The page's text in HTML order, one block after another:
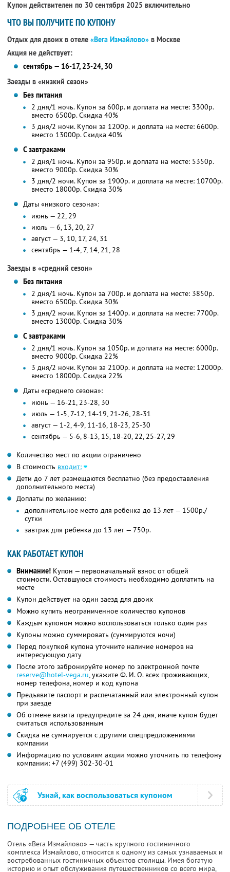
Купон действителен по 30 сентября 2025 включительно
ЧТО ВЫ ПОЛУЧИТЕ ПО КУПОНУ
Отдых для двоих в отеле «Вега Измайлово» в Москве
Акция не действует:
сентябрь — 16-17, 23-24, 30
Заезды в «низкий сезон»
Без питания
2 дня/1 ночь. Купон за 600р. и доплата на месте: 3300р.
вместо 6500р.Скидка 40%
3 дня/2 ночи. Купон за 1200р. и доплата на месте: 6600р.
вместо 13000р.Скидка 40%
С завтраками
2 дня/1 ночь. Купон за 950р. и доплата на месте: 5350р.
вместо 9000р.Скидка 30%
3 дня/2 ночи. Купон за 1900р. и доплата на месте: 10700р.
вместо 18000р.Скидка 30%
Даты «низкого сезона»:
июнь — 22, 29
июль — 6, 13, 20, 27
август — 3, 10, 17, 24, 31
сентябрь — 1-4, 7, 14, 21, 28
Заезды в «средний сезон»
Без питания
2 дня/1 ночь. Купон за 700р. и доплата на месте: 3850р.
вместо 6500р.Скидка 30%
3 дня/2 ночи. Купон за 1400р. и доплата на месте: 7700р.
вместо 13000р.Скидка 30%
С завтраками
2 дня/1 ночь. Купон за 1050р. и доплата на месте: 6000р.
вместо 9000р.Скидка 22%
3 дня/2 ночи. Купон за 2100р. и доплата на месте: 12000р.
вместо 18000р.Скидка 22%
Даты «среднего сезона»:
июнь — 16-21, 23-28, 30
июль — 1-5, 7-12, 14-19, 21-26, 28-31
август — 1-2, 4-9, 11-16, 18-23, 25-30
сентябрь — 5-6, 8-13, 15, 18-20, 22, 25-27, 29
Количество мест по акции ограничено
В стоимость входит:
Дети до 7 лет размещаются бесплатно (без предоставления
дополнительного места)
Доплаты по желанию:
дополнительное место для ребенка до 13 лет — 1500р./
сутки
завтрак для ребенка до 13 лет — 750р.
КАК РАБОТАЕТ КУПОН
Внимание! Купон — первоначальный взнос от общей
стоимости. Оставшуюся стоимость необходимо доплатить на
месте
Купон действует на один заезд для двоих
Можно купить неограниченное количество купонов
Каждым купоном можно воспользоваться только один раз
Купоны можно суммировать (суммируются ночи)
Перед покупкой купона уточните наличие номеров на
интересующую дату
После этого забронируйте номер по электронной почте
reserve@hotel-vega.ru,укажите Ф. И. О.всех проживающих,
номер телефона, номер и код купона
Предъявите паспорт и распечатанный или электронный купон
при заезде
Об отмене визита предупредите за 24 дня, иначе купон будет
считаться использованным
Скидка не суммируется с другими спецпредложениями
компании
Информацию по условиям акции можно уточнить по телефону
компании: +7 (499) 302-30-01
Узнай, как воспользоваться купоном
ПОДРОБНЕЕ ОБ ОТЕЛЕ
Отель «Вега Измайлово» — часть крупного гостиничного
комплекса Измайлово, относится к одному из самых узнаваемых и
востребованных гостиничных объектов столицы. Имея богатую
историю и опыт обслуживания путешественников со всего мира,